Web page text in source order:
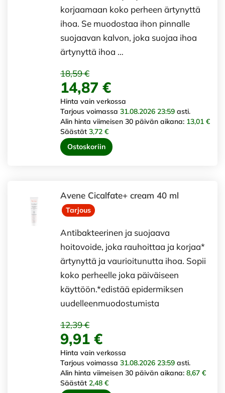
korjaamaan koko perheen ärtynyttä
ihoa. Se muodostaa ihon pinnalle
suojaavan kalvon, joka suojaa ihoa
ärtynyttä ihoa …
18,59 €
14,87 €
Hinta vain verkossa
Tarjous voimassa 31.08.2026 23:59 asti.
Alin hinta viimeisen 30 päivän aikana: 13,01 €
Säästät 3,72 €
Ostoskoriin
Avene Cicalfate+ cream 40 ml
Tarjous
Antibakteerinen ja suojaava
hoitovoide, joka rauhoittaa ja korjaa*
ärtynyttä ja vaurioitunutta ihoa. Sopii
koko perheelle joka päiväiseen
käyttöön.*edistää epidermiksen
uudelleenmuodostumista
12,39 €
9,91 €
Hinta vain verkossa
Tarjous voimassa 31.08.2026 23:59 asti.
Alin hinta viimeisen 30 päivän aikana: 8,67 €
Säästät 2,48 €